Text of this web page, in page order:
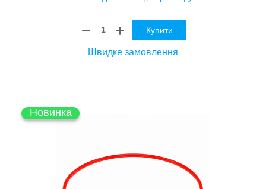
Купити
Швидке замовлення
Новинка